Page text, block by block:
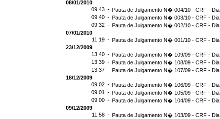
08/01/2010
09:43 - Pauta de Julgamento N� 004/10 - CRF -
09:40 - Pauta de Julgamento N� 003/10 - CRF -
09:32 - Pauta de Julgamento N� 002/10 - CRF -
07/01/2010
11:19 - Pauta de Julgamento N� 001/10 - CRF - Dia
23/12/2009
13:40 - Pauta de Julgamento N� 109/09 - CRF -
13:39 - Pauta de Julgamento N� 108/09 - CRF -
13:37 - Pauta de Julgamento N� 107/09 - CRF -
18/12/2009
09:02 - Pauta de Julgamento N� 106/09 - CRF -
09:01 - Pauta de Julgamento N� 105/09 - CRF -
09:00 - Pauta de Julgamento N� 104/09 - CRF -
09/12/2009
11:58 - Pauta de Julgamento N� 103/09 - CRF -